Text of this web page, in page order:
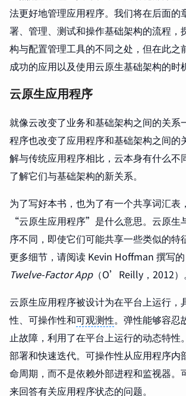
法更好地管理应用程序。我们将在后面的
署、管理、测试和操作基础架构的流程，
构与配置管理工具的不同之处，但在此之
成功的应用以及使用云原生基础架构的时
云原生应用程序
就像云改变了业务和基础架构之间的关系
程序也改变了应用程序和基础架构之间的
解与传统应用程序相比，云本身有什么不
了解它们与基础架构的新关系。
为了写好本书，也为了有一个共享词汇表
“云原生应用程序”是什么意思。云原生
序不同，即使它们可能共享一些类似的特
更多细节，请阅读 Kevin Hoffman 撰写的
Twelve-Factor App（O’Reilly，2012）。
云原生应用程序被设计为在平台上运行，
性、可操作性和可观测性。弹性能够容忍
止故障，利用了在平台上运行的动态特性
部署和快速迭代。可操作性从应用程序内
命周期，而不是依赖外部进程和监视器。
来回答有关应用程序状态的问题。